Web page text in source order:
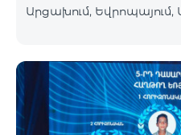
Արցախում, Եվրոպայում,
ելքային զանգեր դեպի
րոպե: Ելքային զանգեր
րոպե: SMS՝ 150 դրամ:
ցանկ՝ Արցախ,